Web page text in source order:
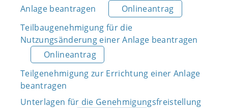
Anlage beantragen
Onlineantrag
Teilbaugenehmigung für die
Nutzungsänderung einer Anlage beantragen
Onlineantrag
Teilgenehmigung zur Errichtung einer Anlage
beantragen
Unterlagen für die Genehmigungsfreistellung